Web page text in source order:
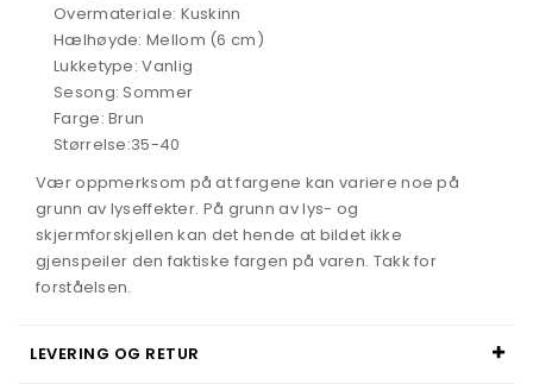
Overmateriale: Kuskinn
Hælhøyde: Mellom (6 cm)
Lukketype: Vanlig
Sesong: Sommer
Farge: Brun
Størrelse:35-40
Vær oppmerksom på at fargene kan variere noe på
grunn av lyseffekter. På grunn av lys- og
skjermforskjellen kan det hende at bildet ikke
gjenspeiler den faktiske fargen på varen. Takk for
forståelsen.
LEVERING OG RETUR